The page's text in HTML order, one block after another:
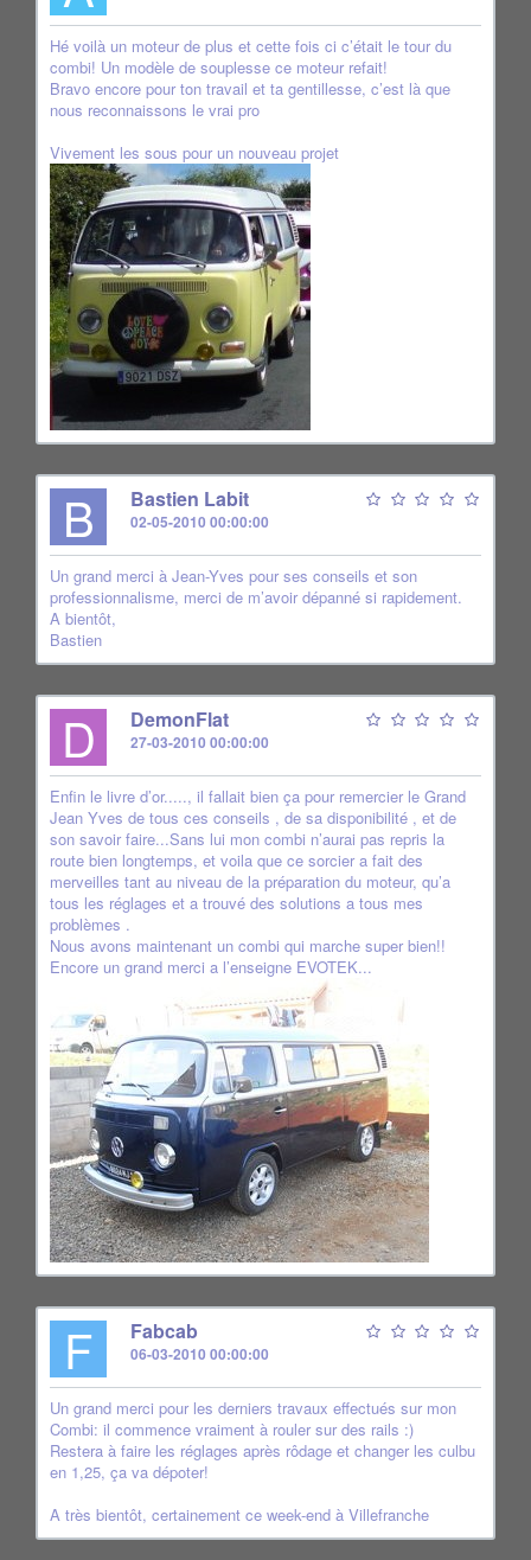
Hé voilà un moteur de plus et cette fois ci c’était le tour du
combi! Un modèle de souplesse ce moteur refait!
Bravo encore pour ton travail et ta gentillesse, c’est là que
nous reconnaissons le vrai pro
Vivement les sous pour un nouveau projet
B Bastien Labit
02-05-2010 00:00:00
Un grand merci à Jean-Yves pour ses conseils et son
professionnalisme, merci de m’avoir dépanné si rapidement.
A bientôt,
Bastien
D DemonFlat
27-03-2010 00:00:00
Enfin le livre d’or....., il fallait bien ça pour remercier le Grand
Jean Yves de tous ces conseils , de sa disponibilité , et de
son savoir faire...Sans lui mon combi n’aurai pas repris la
route bien longtemps, et voila que ce sorcier a fait des
merveilles tant au niveau de la préparation du moteur, qu’a
tous les réglages et a trouvé des solutions a tous mes
problèmes .
Nous avons maintenant un combi qui marche super bien!!
Encore un grand merci a l’enseigne EVOTEK...
F Fabcab
06-03-2010 00:00:00
Un grand merci pour les derniers travaux effectués sur mon
Combi: il commence vraiment à rouler sur des rails :)
Restera à faire les réglages après rôdage et changer les culbu
en 1,25, ça va dépoter!
A très bientôt, certainement ce week-end à Villefranche